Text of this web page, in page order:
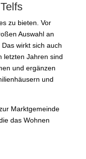
zu bieten. Vor
Auswahl an
wirkt sich auch
letzten Jahren sind
und ergänzen
und
Marktgemeinde
das Wohnen